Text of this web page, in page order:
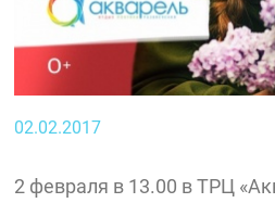
02.02.2017
2 февраля в 13.00 в ТРЦ